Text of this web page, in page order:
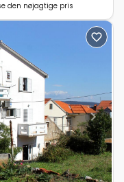
den nøjagtige pris
Next